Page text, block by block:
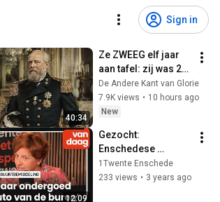
Sign in
40:34
Ze ZWEEG elf jaar
aan tafel: zij was 20,
hij was 61 en heette
Koning Gorilla
De Andere Kant van Glorie
7.9K views • 10 hours ago
New
12:09
Gezocht:
Enschedese
buurtbemiddelaars
1Twente Enschede
233 views • 3 years ago